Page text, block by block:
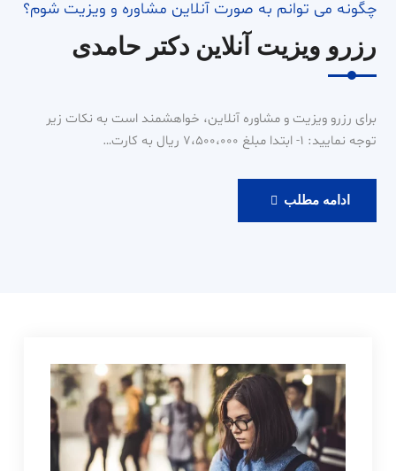
چگونه می توانم به صورت آنلاین مشاوره و ویزیت شوم؟
رزرو ویزیت آنلاین دکتر حامدی
برای رزرو ویزیت و مشاوره آنلاین، خواهشمند است به نکات زیر
توجه نمایید: ۱- ابتدا مبلغ ۷،۵۰۰،۰۰۰ ریال به کارت…
ادامه مطلبرزرو
ویزیت